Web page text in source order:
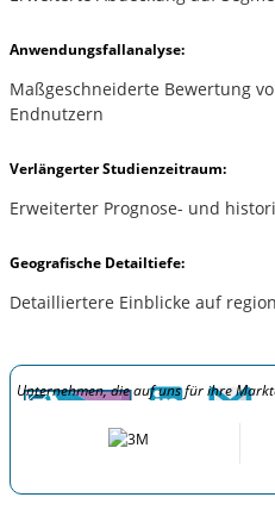
Anwendungsfallanalyse:
Maßgeschneiderte Bewertung
Endnutzern
Verlängerter Studienzeitraum:
Erweiterter Prognose- und
Geografische Detailtiefe:
Detailliertere Einblicke auf
Unternehmen, die auf uns für ihre